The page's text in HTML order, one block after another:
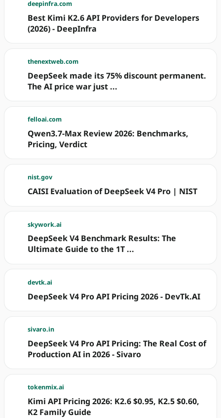
deepinfra.com
Best Kimi K2.6 API Providers for Developers
(2026) - DeepInfra
thenextweb.com
DeepSeek made its 75% discount permanent.
The AI price war just ...
felloai.com
Qwen3.7-Max Review 2026: Benchmarks,
Pricing, Verdict
nist.gov
CAISI Evaluation of DeepSeek V4 Pro | NIST
skywork.ai
DeepSeek V4 Benchmark Results: The
Ultimate Guide to the 1T ...
devtk.ai
DeepSeek V4 Pro API Pricing 2026 - DevTk.AI
sivaro.in
DeepSeek V4 Pro API Pricing: The Real Cost of
Production AI in 2026 - Sivaro
tokenmix.ai
Kimi API Pricing 2026: K2.6 $0.95, K2.5 $0.60,
K2 Family Guide